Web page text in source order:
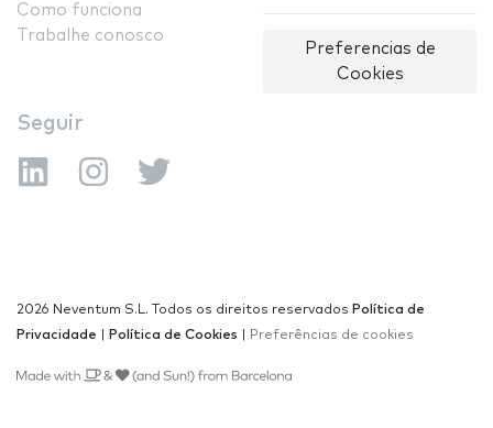
Como funciona
Trabalhe conosco
Preferencias de
Cookies
Seguir
2026 Neventum S.L. Todos os direitos reservados Política de
Privacidade
Política de Cookies Preferências de cookies